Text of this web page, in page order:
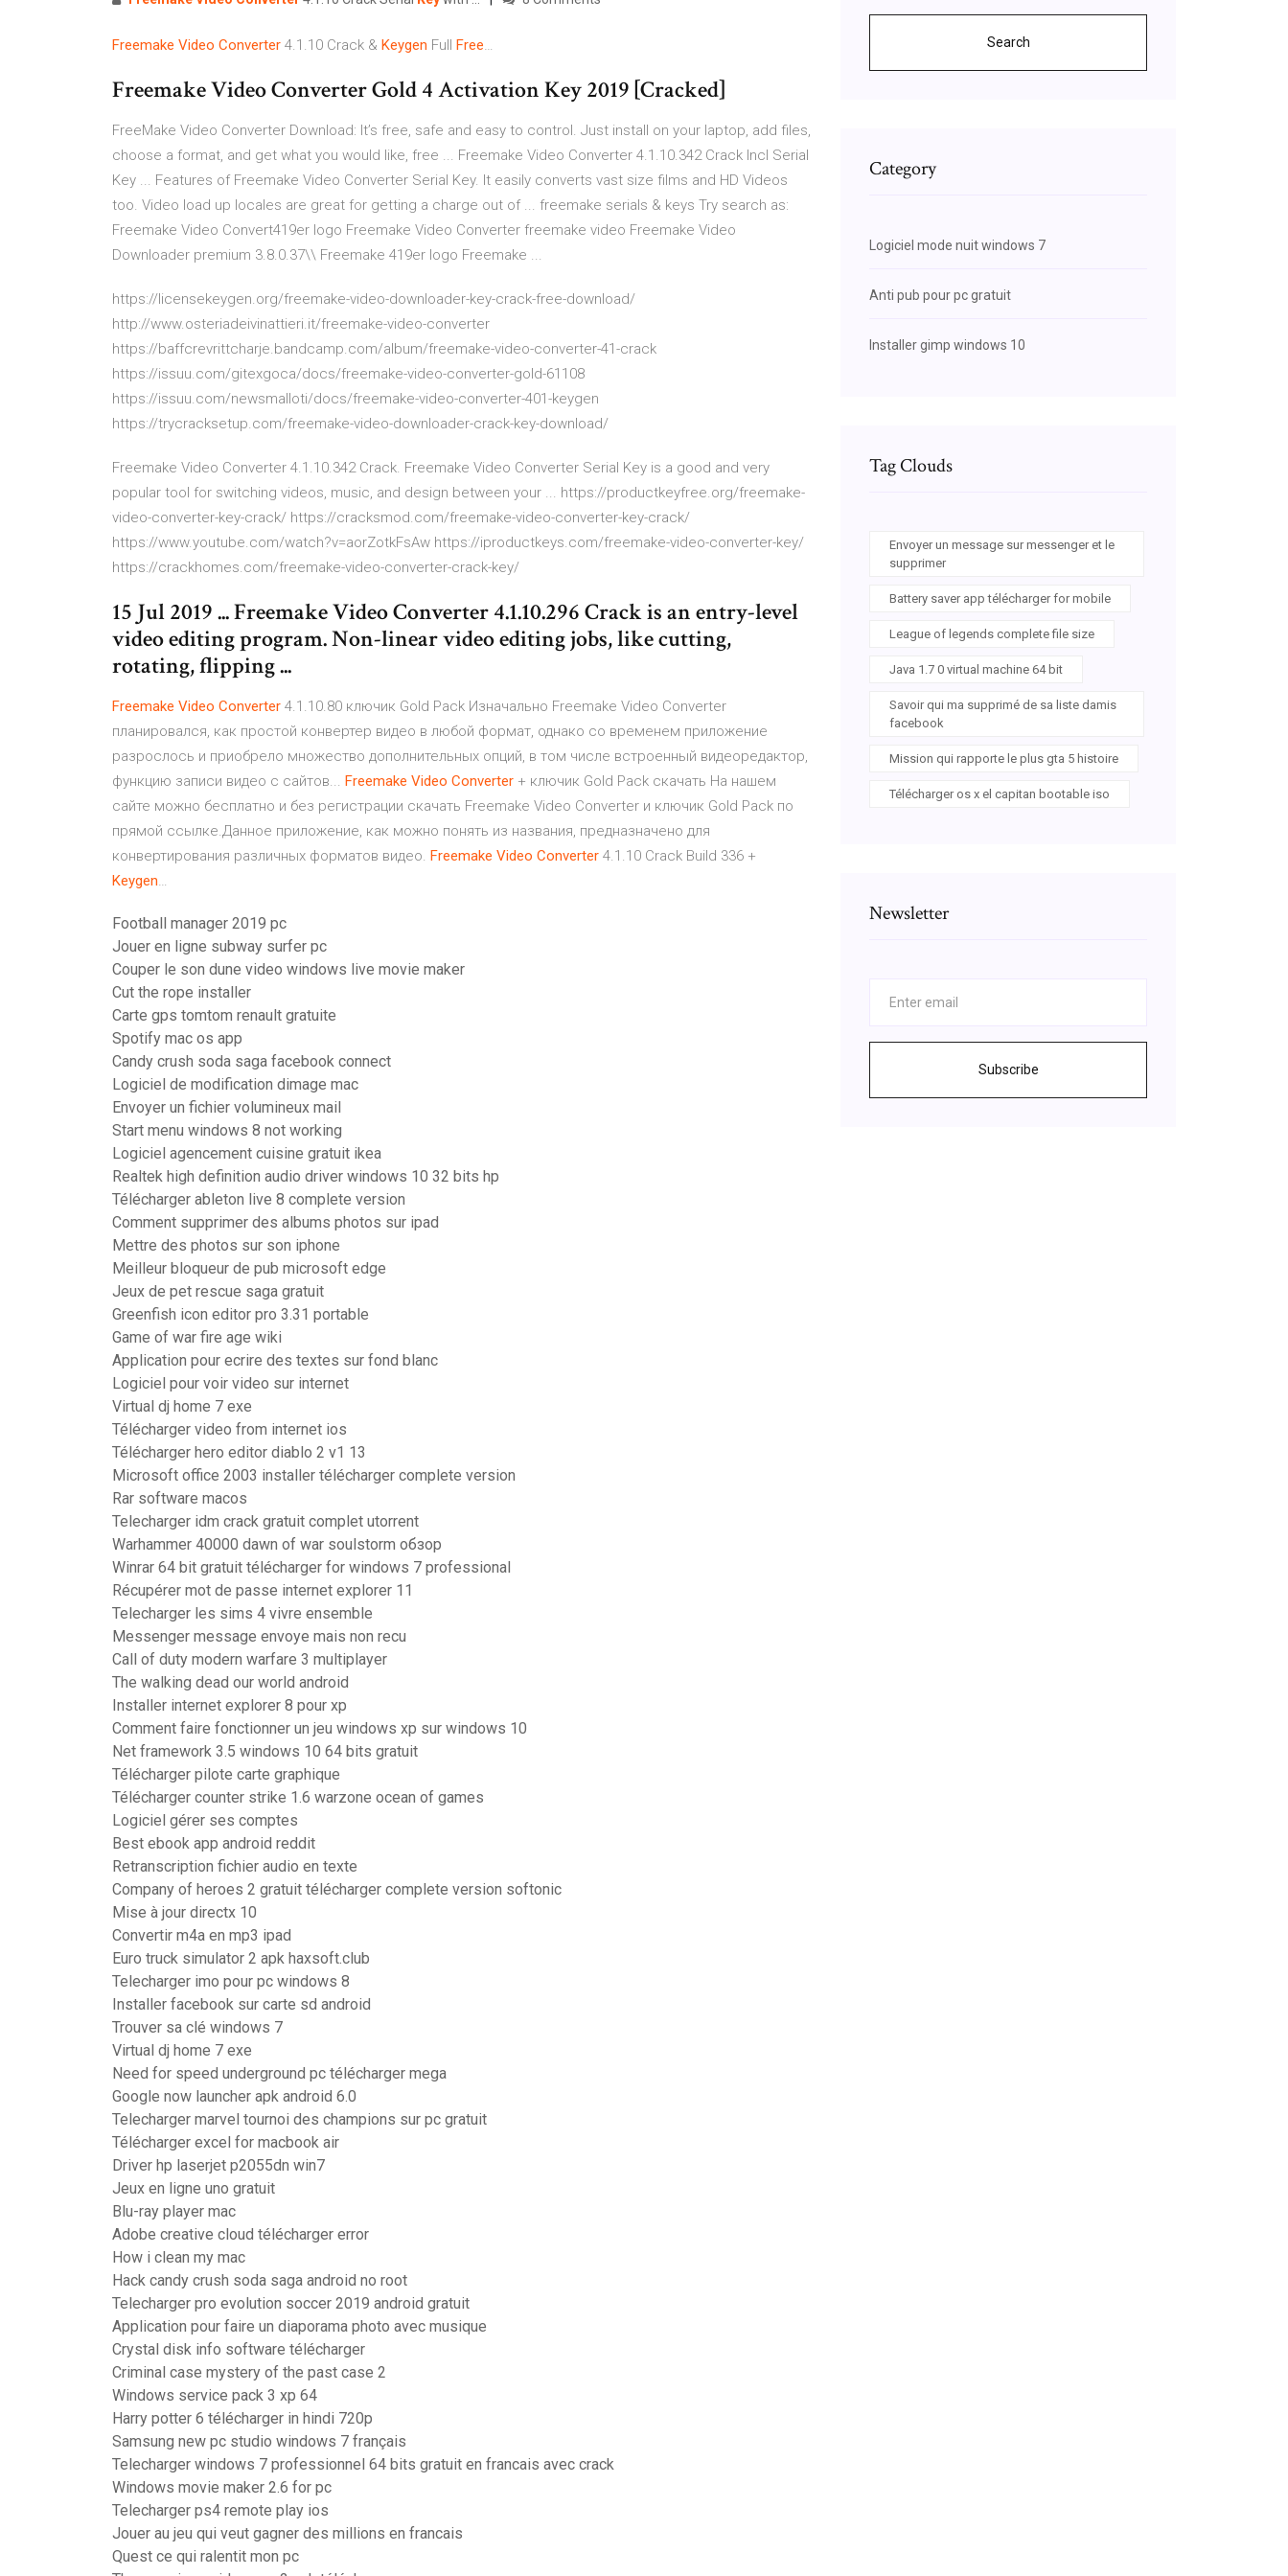
Freemake Video Converter 4.1.10 Crack & Keygen Full Free…
Freemake Video Converter Gold 4 Activation Key 2019 [Cracked]
FreeMake Video Converter Download: It’s free, safe and easy to control. Just install on your laptop, add files,
choose a format, and get what you would like, free ... Freemake Video Converter 4.1.10.342 Crack Incl Serial
Key ... Features of Freemake Video Converter Serial Key. It easily converts vast size films and HD Videos
too. Video load up locales are great for getting a charge out of ... freemake serials & keys Try search as:
Freemake Video Convert419er logo Freemake Video Converter freemake video Freemake Video
Downloader premium 3.8.0.37\\ Freemake 419er logo Freemake ...
https://licensekeygen.org/freemake-video-downloader-key-crack-free-download/
http://www.osteriadeivinattieri.it/freemake-video-converter
https://baffcrevrittcharje.bandcamp.com/album/freemake-video-converter-41-crack
https://issuu.com/gitexgoca/docs/freemake-video-converter-gold-61108
https://issuu.com/newsmalloti/docs/freemake-video-converter-401-keygen
https://trycracksetup.com/freemake-video-downloader-crack-key-download/
Freemake Video Converter 4.1.10.342 Crack. Freemake Video Converter Serial Key is a good and very
popular tool for switching videos, music, and design between your ... https://productkeyfree.org/freemake-
video-converter-key-crack/ https://cracksmod.com/freemake-video-converter-key-crack/
https://www.youtube.com/watch?v=aorZotkFsAw https://iproductkeys.com/freemake-video-converter-key/
https://crackhomes.com/freemake-video-converter-crack-key/
15 Jul 2019 ... Freemake Video Converter 4.1.10.296 Crack is an entry-level
video editing program. Non-linear video editing jobs, like cutting,
rotating, flipping ...
Freemake Video Converter 4.1.10.80 ключик Gold Pack Изначально Freemake Video Converter
планировался, как простой конвертер видео в любой формат, однако со временем приложение
разрослось и приобрело множество дополнительных опций, в том числе встроенный видеоредактор,
функцию записи видео с сайтов... Freemake Video Converter + ключик Gold Pack скачать На нашем
сайте можно бесплатно и без регистрации скачать Freemake Video Converter и ключик Gold Pack по
прямой ссылке.Данное приложение, как можно понять из названия, предназначено для
конвертирования различных форматов видео. Freemake Video Converter 4.1.10 Crack Build 336 +
Keygen…
Football manager 2019 pc
Jouer en ligne subway surfer pc
Couper le son dune video windows live movie maker
Cut the rope installer
Carte gps tomtom renault gratuite
Spotify mac os app
Candy crush soda saga facebook connect
Logiciel de modification dimage mac
Envoyer un fichier volumineux mail
Start menu windows 8 not working
Logiciel agencement cuisine gratuit ikea
Realtek high definition audio driver windows 10 32 bits hp
Télécharger ableton live 8 complete version
Comment supprimer des albums photos sur ipad
Mettre des photos sur son iphone
Meilleur bloqueur de pub microsoft edge
Jeux de pet rescue saga gratuit
Greenfish icon editor pro 3.31 portable
Game of war fire age wiki
Application pour ecrire des textes sur fond blanc
Logiciel pour voir video sur internet
Virtual dj home 7 exe
Télécharger video from internet ios
Télécharger hero editor diablo 2 v1 13
Microsoft office 2003 installer télécharger complete version
Rar software macos
Telecharger idm crack gratuit complet utorrent
Warhammer 40000 dawn of war soulstorm обзор
Winrar 64 bit gratuit télécharger for windows 7 professional
Récupérer mot de passe internet explorer 11
Telecharger les sims 4 vivre ensemble
Messenger message envoye mais non recu
Call of duty modern warfare 3 multiplayer
The walking dead our world android
Installer internet explorer 8 pour xp
Comment faire fonctionner un jeu windows xp sur windows 10
Net framework 3.5 windows 10 64 bits gratuit
Télécharger pilote carte graphique
Télécharger counter strike 1.6 warzone ocean of games
Logiciel gérer ses comptes
Best ebook app android reddit
Retranscription fichier audio en texte
Company of heroes 2 gratuit télécharger complete version softonic
Mise à jour directx 10
Convertir m4a en mp3 ipad
Euro truck simulator 2 apk haxsoft.club
Telecharger imo pour pc windows 8
Installer facebook sur carte sd android
Trouver sa clé windows 7
Virtual dj home 7 exe
Need for speed underground pc télécharger mega
Google now launcher apk android 6.0
Telecharger marvel tournoi des champions sur pc gratuit
Télécharger excel for macbook air
Driver hp laserjet p2055dn win7
Jeux en ligne uno gratuit
Blu-ray player mac
Adobe creative cloud télécharger error
How i clean my mac
Hack candy crush soda saga android no root
Telecharger pro evolution soccer 2019 android gratuit
Application pour faire un diaporama photo avec musique
Crystal disk info software télécharger
Criminal case mystery of the past case 2
Windows service pack 3 xp 64
Harry potter 6 télécharger in hindi 720p
Samsung new pc studio windows 7 français
Telecharger windows 7 professionnel 64 bits gratuit en francais avec crack
Windows movie maker 2.6 for pc
Telecharger ps4 remote play ios
Jouer au jeu qui veut gagner des millions en francais
Quest ce qui ralentit mon pc
Search
Category
Logiciel mode nuit windows 7
Anti pub pour pc gratuit
Installer gimp windows 10
Tag Clouds
Envoyer un message sur messenger et le
supprimer
Battery saver app télécharger for mobile
League of legends complete file size
Java 1.7 0 virtual machine 64 bit
Savoir qui ma supprimé de sa liste damis
facebook
Mission qui rapporte le plus gta 5 histoire
Télécharger os x el capitan bootable iso
Newsletter
Subscribe